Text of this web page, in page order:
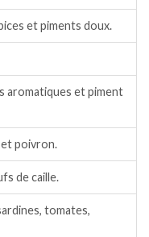
et piments doux.
aromatiques et piment
poivron.
de caille.
tomates,